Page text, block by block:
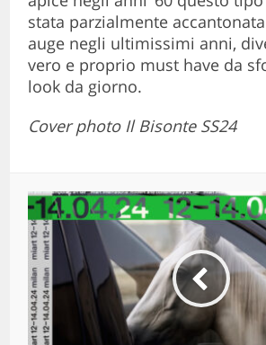
stata parzialmente
auge negli ultimissimi anni,
vero e proprio must have da
look da giorno.
Cover photo Il Bisonte SS24